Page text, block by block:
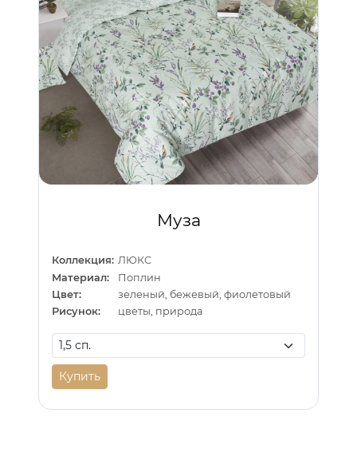
Муза
Коллекция: ЛЮКС
Материал:
Поплин
Цвет:
зеленый, бежевый, фиолетовый
Рисунок:
цветы, природа
Купить